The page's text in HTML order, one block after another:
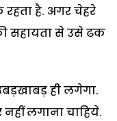
रहता है. अगर चेहरे
सहायता से उसे ढक
ही लगेगा.
लगाना चाहिये.